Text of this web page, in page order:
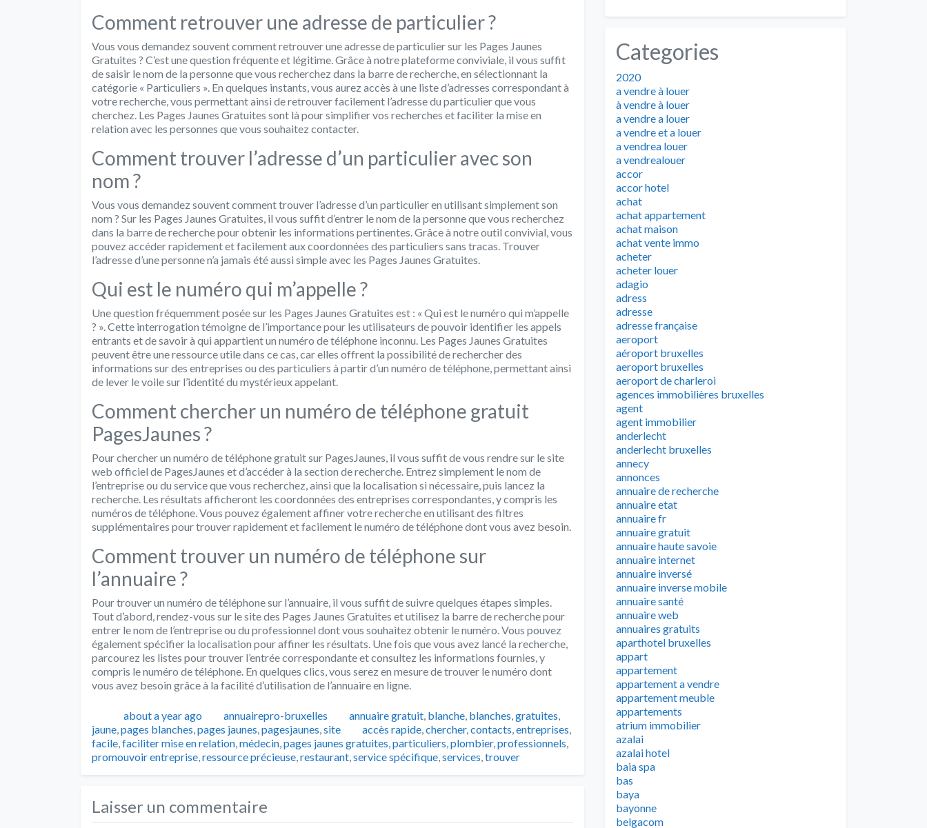
Comment retrouver une adresse de particulier ?
Vous vous demandez souvent comment retrouver une adresse de particulier sur les Pages Jaunes
Gratuites ? C’est une question fréquente et légitime. Grâce à notre plateforme conviviale, il vous suffit
de saisir le nom de la personne que vous recherchez dans la barre de recherche, en sélectionnant la
catégorie « Particuliers ». En quelques instants, vous aurez accès à une liste d’adresses correspondant à
votre recherche, vous permettant ainsi de retrouver facilement l’adresse du particulier que vous
cherchez. Les Pages Jaunes Gratuites sont là pour simplifier vos recherches et faciliter la mise en
relation avec les personnes que vous souhaitez contacter.
Comment trouver l’adresse d’un particulier avec son
nom ?
Vous vous demandez souvent comment trouver l’adresse d’un particulier en utilisant simplement son
nom ? Sur les Pages Jaunes Gratuites, il vous suffit d’entrer le nom de la personne que vous recherchez
dans la barre de recherche pour obtenir les informations pertinentes. Grâce à notre outil convivial, vous
pouvez accéder rapidement et facilement aux coordonnées des particuliers sans tracas. Trouver
l’adresse d’une personne n’a jamais été aussi simple avec les Pages Jaunes Gratuites.
Qui est le numéro qui m’appelle ?
Une question fréquemment posée sur les Pages Jaunes Gratuites est : « Qui est le numéro qui m’appelle
? ». Cette interrogation témoigne de l’importance pour les utilisateurs de pouvoir identifier les appels
entrants et de savoir à qui appartient un numéro de téléphone inconnu. Les Pages Jaunes Gratuites
peuvent être une ressource utile dans ce cas, car elles offrent la possibilité de rechercher des
informations sur des entreprises ou des particuliers à partir d’un numéro de téléphone, permettant ainsi
de lever le voile sur l’identité du mystérieux appelant.
Comment chercher un numéro de téléphone gratuit
PagesJaunes ?
Pour chercher un numéro de téléphone gratuit sur PagesJaunes, il vous suffit de vous rendre sur le site
web officiel de PagesJaunes et d’accéder à la section de recherche. Entrez simplement le nom de
l’entreprise ou du service que vous recherchez, ainsi que la localisation si nécessaire, puis lancez la
recherche. Les résultats afficheront les coordonnées des entreprises correspondantes, y compris les
numéros de téléphone. Vous pouvez également affiner votre recherche en utilisant des filtres
supplémentaires pour trouver rapidement et facilement le numéro de téléphone dont vous avez besoin.
Comment trouver un numéro de téléphone sur
l’annuaire ?
Pour trouver un numéro de téléphone sur l’annuaire, il vous suffit de suivre quelques étapes simples.
Tout d’abord, rendez-vous sur le site des Pages Jaunes Gratuites et utilisez la barre de recherche pour
entrer le nom de l’entreprise ou du professionnel dont vous souhaitez obtenir le numéro. Vous pouvez
également spécifier la localisation pour affiner les résultats. Une fois que vous avez lancé la recherche,
parcourez les listes pour trouver l’entrée correspondante et consultez les informations fournies, y
compris le numéro de téléphone. En quelques clics, vous serez en mesure de trouver le numéro dont
vous avez besoin grâce à la facilité d’utilisation de l’annuaire en ligne.
Publié
about a year ago Auteur
annuairepro-bruxelles Catégories
annuaire gratuit, blanche, blanches,gratuites,
jaune,pages blanches,pages jaunes,pagesjaunes,site Tags
accès rapide,chercher,contacts,entreprises,
facile,faciliter mise en relation,médecin,pages jaunes gratuites,particuliers,plombier,professionnels,
promouvoir entreprise,ressource précieuse,restaurant,service spécifique,services,trouver
Laisser un commentaire
Categories
2020
a vendre à louer
à vendre à louer
a vendre a louer
a vendre et a louer
a vendrea louer
a vendrealouer
accor
accor hotel
achat
achat appartement
achat maison
achat vente immo
acheter
acheter louer
adagio
adress
adresse
adresse française
aeroport
aéroport bruxelles
aeroport bruxelles
aeroport de charleroi
agences immobilières bruxelles
agent
agent immobilier
anderlecht
anderlecht bruxelles
annecy
annonces
annuaire de recherche
annuaire etat
annuaire fr
annuaire gratuit
annuaire haute savoie
annuaire internet
annuaire inversé
annuaire inverse mobile
annuaire santé
annuaire web
annuaires gratuits
aparthotel bruxelles
appart
appartement
appartement a vendre
appartement meuble
appartements
atrium immobilier
azalai
azalai hotel
baia spa
bas
baya
bayonne
belgacom